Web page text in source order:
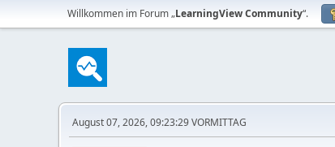
Willkommen im Forum „LearningView Community“.
August 07, 2026, 09:23:29 VORMITTAG